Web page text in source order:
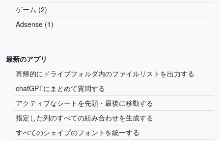
ゲーム (2)
Adsense (1)
最新のアプリ
再帰的にドライブフォルダ内のファイルリストを出力する
chatGPTにまとめて質問する
アクティブなシートを先頭・最後に移動する
指定した列のすべての組み合わせを生成する
すべてのシェイプのフォントを統一する